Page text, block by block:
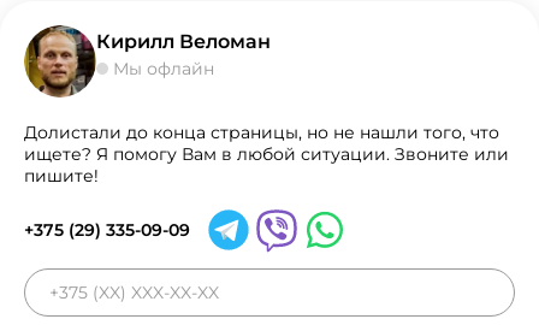
Кирилл Веломан
Мы офлайн
Долистали до конца страницы, но не нашли того, что
ищете? Я помогу Вам в любой ситуации. Звоните или
пишите!
+375 (29) 335-09-09